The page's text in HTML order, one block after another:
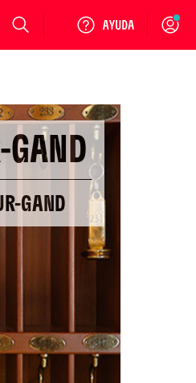
Login
GAND